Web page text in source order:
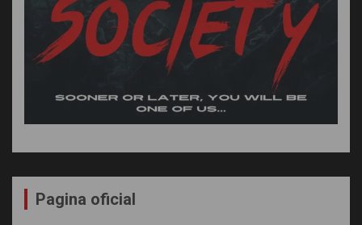
Pagina oficial